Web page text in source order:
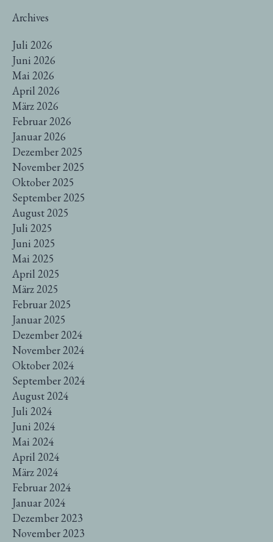
Archives
Juli 2026
Juni 2026
Mai 2026
April 2026
März 2026
Februar 2026
Januar 2026
Dezember 2025
November 2025
Oktober 2025
September 2025
August 2025
Juli 2025
Juni 2025
Mai 2025
April 2025
März 2025
Februar 2025
Januar 2025
Dezember 2024
November 2024
Oktober 2024
September 2024
August 2024
Juli 2024
Juni 2024
Mai 2024
April 2024
März 2024
Februar 2024
Januar 2024
Dezember 2023
November 2023